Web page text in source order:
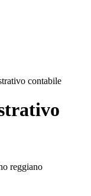
contabile
reggiano